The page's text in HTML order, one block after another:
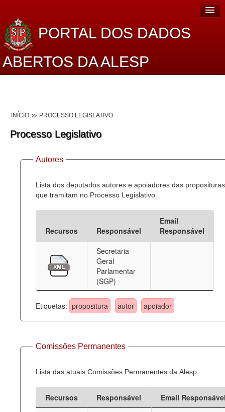
PORTAL DOS DADOS
ABERTOS DA ALESP
Lei de Acesso à Informação
Dados Governamentais Abertos
Planejamento
Catálogo de dados
Deputados Estaduais
Administração
Agenda
Perguntas frequentes
Contato
INÍCIO PROCESSO LEGISLATIVO
Processo Legislativo
Autores
Lista dos deputados autores e apoiadores das proposituras
que tramitam no Processo Legislativo.
Recursos Responsável
Email
Responsável
Secretaria
Geral
Parlamentar
(SGP)
Etiquetas: propositura autor apoiador
Comissões Permanentes
Lista das atuais Comissões Permanentes da Alesp.
Recursos Responsável
Email